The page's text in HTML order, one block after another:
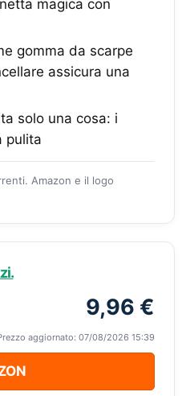
magica con
gomma da scarpe
assicura una
solo una cosa: i
pulita
Amazon e il logo
9,96 €
aggiornato: 07/08/2026 15:39